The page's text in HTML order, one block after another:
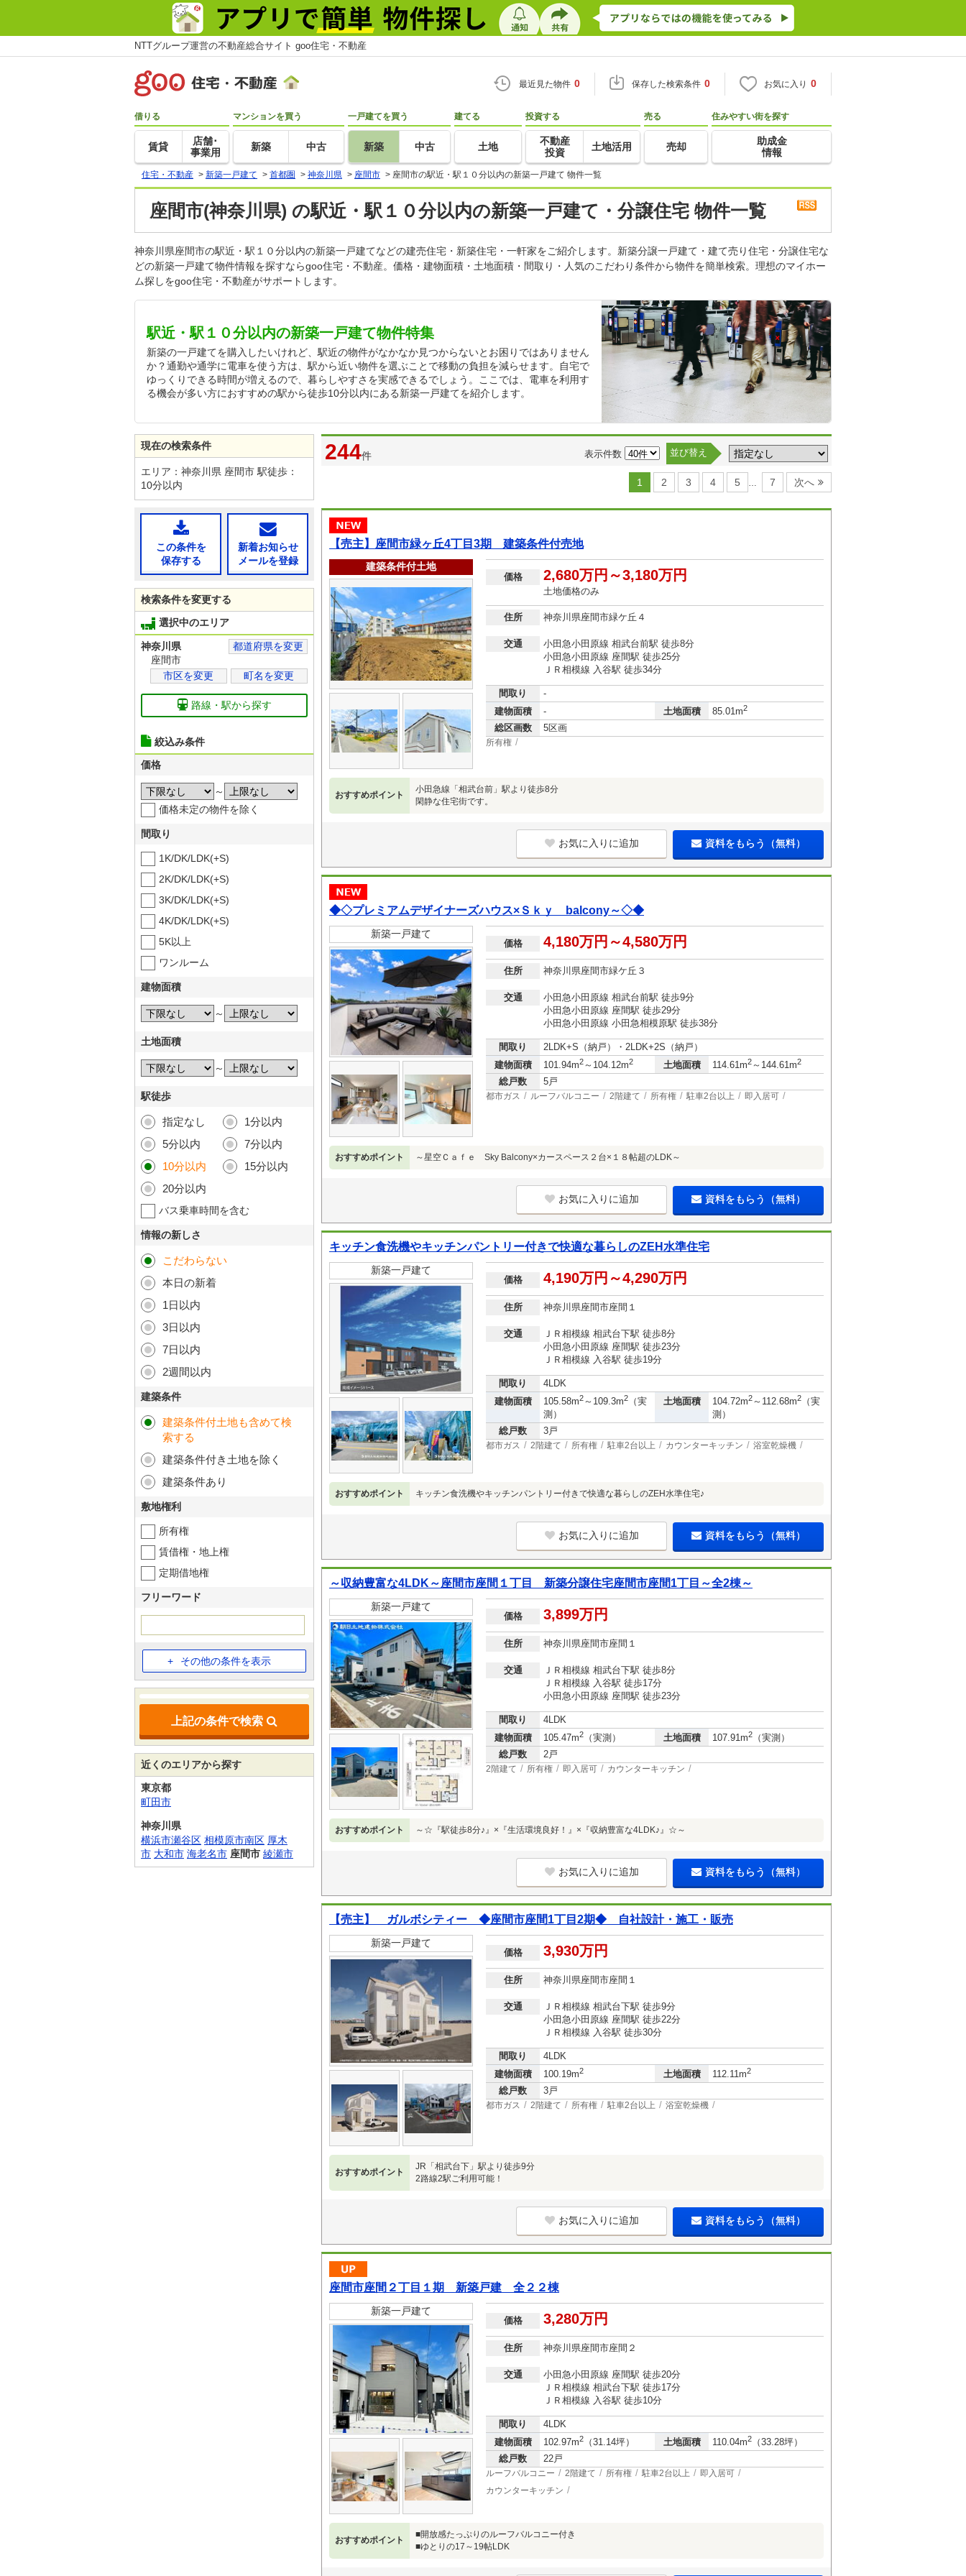
NTTグループ運営の不動産総合サイト goo住宅・不動産
最近見た物件 0 保存した検索条件 0 お気に入り 0
借りる
賃貸
店舗･
事業用
マンションを買う
新築 中古
一戸建てを買う
新築 中古
建てる
土地
投資する
不動産
投資
土地活用
売る
売却
住みやすい街を探す
助成金
情報
住宅・不動産 > 新築一戸建て > 首都圏 > 神奈川県 > 座間市 > 座間市の駅近・駅１０分以内の新築一戸建て 物件一覧
座間市(神奈川県) の駅近・駅１０分以内の新築一戸建て・分譲住宅 物件一覧
神奈川県座間市の駅近・駅１０分以内の新築一戸建てなどの建売住宅・新築住宅・一軒家をご紹介します。新築分譲一戸建て・建て売り住宅・分譲住宅な
どの新築一戸建て物件情報を探すならgoo住宅・不動産。価格・建物面積・土地面積・間取り・人気のこだわり条件から物件を簡単検索。理想のマイホー
ム探しをgoo住宅・不動産がサポートします。
駅近・駅１０分以内の新築一戸建て物件特集
新築の一戸建てを購入したいけれど、駅近の物件がなかなか見つからないとお困りではありません
か？通勤や通学に電車を使う方は、駅から近い物件を選ぶことで移動の負担を減らせます。自宅で
ゆっくりできる時間が増えるので、暮らしやすさを実感できるでしょう。ここでは、電車を利用す
る機会が多い方におすすめの駅から徒歩10分以内にある新築一戸建てを紹介します。
244件 表示件数 並び替え
1 2 3 4 5 … 7 次へ
【売主】座間市緑ヶ丘4丁目3期 建築条件付売地
建築条件付土地
価格 2,680万円～3,180万円
土地価格のみ
住所 神奈川県座間市緑ケ丘４
交通
小田急小田原線 相武台前駅 徒歩8分
小田急小田原線 座間駅 徒歩25分
ＪＲ相模線 入谷駅 徒歩34分
間取り
-
建物面積
- 土地面積 85.01m2
総区画数 5区画
所有権
おすすめポイント
小田急線「相武台前」駅より徒歩8分
閑静な住宅街です。
お気に入りに追加 資料をもらう（無料）
◆◇プレミアムデザイナーズハウス×Ｓｋｙ balcony～◇◆
新築一戸建て
価格 4,180万円～4,580万円
住所 神奈川県座間市緑ケ丘３
交通
小田急小田原線 相武台前駅 徒歩9分
小田急小田原線 座間駅 徒歩29分
小田急小田原線 小田急相模原駅 徒歩38分
間取り
2LDK+S（納戸）・2LDK+2S（納戸）
建物面積
101.94m2～104.12m2 土地面積 114.61m2～144.61m2
総戸数 5戸
都市ガス ルーフバルコニー 2階建て 所有権 駐車2台以上 即入居可
おすすめポイント ～星空Ｃａｆｅ Sky Balcony×カースペース２台×１８帖超のLDK～
お気に入りに追加 資料をもらう（無料）
キッチン食洗機やキッチンパントリー付きで快適な暮らしのZEH水準住宅
新築一戸建て
価格 4,190万円～4,290万円
住所 神奈川県座間市座間１
交通
ＪＲ相模線 相武台下駅 徒歩8分
小田急小田原線 座間駅 徒歩23分
ＪＲ相模線 入谷駅 徒歩19分
間取り
4LDK
建物面積
105.58m2～109.3m2
（実
測）
土地面積 104.72m2～112.68m2
（実
測）
総戸数
3戸
都市ガス 2階建て 所有権 駐車2台以上 カウンターキッチン 浴室乾燥機
おすすめポイント キッチン食洗機やキッチンパントリー付きで快適な暮らしのZEH水準住宅♪
お気に入りに追加 資料をもらう（無料）
～収納豊富な4LDK～座間市座間１丁目 新築分譲住宅座間市座間1丁目～全2棟～
新築一戸建て
価格 3,899万円
住所 神奈川県座間市座間１
交通
ＪＲ相模線 相武台下駅 徒歩8分
ＪＲ相模線 入谷駅 徒歩17分
小田急小田原線 座間駅 徒歩23分
間取り
4LDK
建物面積
105.47m2 （実測） 土地面積 107.91m2
（実測）
総戸数
2戸
2階建て 所有権 即入居可 カウンターキッチン
おすすめポイント ～☆『駅徒歩8分♪』×『生活環境良好！』×『収納豊富な4LDK♪』☆～
お気に入りに追加 資料をもらう（無料）
【売主】 ガルボシティー ◆座間市座間1丁目2期◆ 自社設計・施工・販売
新築一戸建て
価格 3,930万円
住所 神奈川県座間市座間１
交通
ＪＲ相模線 相武台下駅 徒歩9分
小田急小田原線 座間駅 徒歩22分
ＪＲ相模線 入谷駅 徒歩30分
間取り
4LDK
建物面積
100.19m2 土地面積 112.11m2
総戸数 3戸
都市ガス 2階建て 所有権 駐車2台以上 浴室乾燥機
おすすめポイント
JR「相武台下」駅より徒歩9分
2路線2駅ご利用可能！
お気に入りに追加 資料をもらう（無料）
座間市座間２丁目１期 新築戸建 全２２棟
新築一戸建て
価格 3,280万円
住所 神奈川県座間市座間２
交通
小田急小田原線 座間駅 徒歩20分
ＪＲ相模線 相武台下駅 徒歩17分
ＪＲ相模線 入谷駅 徒歩10分
間取り
4LDK
建物面積
102.97m2 （31.14坪） 土地面積 110.04m2
（33.28坪）
総戸数
22戸
ルーフバルコニー 2階建て 所有権 駐車2台以上
即入居可
カウンターキッチン
おすすめポイント
■開放感たっぷりのルーフバルコニー付き
■ゆとりの17～19帖LDK
現在の検索条件
エリア：神奈川県 座間市 駅徒歩：
10分以内
この条件を
保存する
新着お知らせ
メールを登録
検索条件を変更する
選択中のエリア
神奈川県
都道府県を変更
座間市
市区を変更
町名を変更
路線・駅から探す
絞込み条件
価格
～
価格未定の物件を除く
間取り
1K/DK/LDK(+S)
2K/DK/LDK(+S)
3K/DK/LDK(+S)
4K/DK/LDK(+S)
5K以上
ワンルーム
建物面積
～
土地面積
～
駅徒歩
指定なし
1分以内
5分以内
7分以内
10分以内
15分以内
20分以内
バス乗車時間を含む
情報の新しさ
こだわらない
本日の新着
1日以内
3日以内
7日以内
2週間以内
建築条件
建築条件付土地も含めて検
索する
建築条件付き土地を除く
建築条件あり
敷地権利
所有権
賃借権・地上権
定期借地権
フリーワード
その他の条件を表示
上記の条件で検索
近くのエリアから探す
東京都
町田市
神奈川県
横浜市瀬谷区 相模原市南区 厚木
市 大和市 海老名市 座間市 綾瀬市